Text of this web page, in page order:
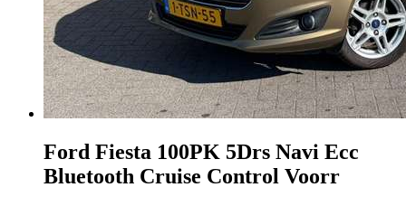
Ford Fiesta 100PK 5Drs Navi Ecc
Bluetooth Cruise Control Voorr